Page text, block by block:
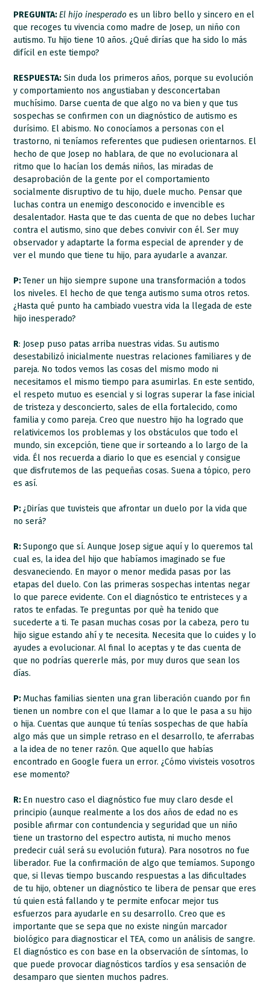
PREGUNTA: El hijo inesperado es un libro bello y sincero en el
que recoges tu vivencia como madre de Josep, un niño con
autismo. Tu hijo tiene 10 años. ¿Qué dirías que ha sido lo más
difícil en este tiempo?
RESPUESTA: Sin duda los primeros años, porque su evolución
y comportamiento nos angustiaban y desconcertaban
muchísimo. Darse cuenta de que algo no va bien y que tus
sospechas se confirmen con un diagnóstico de autismo es
durísimo. El abismo. No conocíamos a personas con el
trastorno, ni teníamos referentes que pudiesen orientarnos. El
hecho de que Josep no hablara, de que no evolucionara al
ritmo que lo hacían los demás niños, las miradas de
desaprobación de la gente por el comportamiento
socialmente disruptivo de tu hijo, duele mucho. Pensar que
luchas contra un enemigo desconocido e invencible es
desalentador. Hasta que te das cuenta de que no debes luchar
contra el autismo, sino que debes convivir con él. Ser muy
observador y adaptarte la forma especial de aprender y de
ver el mundo que tiene tu hijo, para ayudarle a avanzar.
P:Tener un hijo siempre supone una transformación a todos
los niveles. El hecho de que tenga autismo suma otros retos.
¿Hasta qué punto ha cambiado vuestra vida la llegada de este
hijo inesperado?
R: Josep puso patas arriba nuestras vidas. Su autismo
desestabilizó inicialmente nuestras relaciones familiares y de
pareja. No todos vemos las cosas del mismo modo ni
necesitamos el mismo tiempo para asumirlas. En este sentido,
el respeto mutuo es esencial y si logras superar la fase inicial
de tristeza y desconcierto, sales de ella fortalecido, como
familia y como pareja. Creo que nuestro hijo ha logrado que
relativicemos los problemas y los obstáculos que todo el
mundo, sin excepción, tiene que ir sorteando a lo largo de la
vida. Él nos recuerda a diario lo que es esencial y consigue
que disfrutemos de las pequeñas cosas. Suena a tópico, pero
es así.
P:¿Dirías que tuvisteis que afrontar un duelo por la vida que
no será?
R:Supongo que sí. Aunque Josep sigue aquí y lo queremos tal
cual es, la idea del hijo que habíamos imaginado se fue
desvaneciendo. En mayor o menor medida pasas por las
etapas del duelo. Con las primeras sospechas intentas negar
lo que parece evidente. Con el diagnóstico te entristeces y a
ratos te enfadas. Te preguntas por què ha tenido que
sucederte a ti. Te pasan muchas cosas por la cabeza, pero tu
hijo sigue estando ahí y te necesita. Necesita que lo cuides y lo
ayudes a evolucionar. Al final lo aceptas y te das cuenta de
que no podrías quererle más, por muy duros que sean los
días.
P: Muchas familias sienten una gran liberación cuando por fin
tienen un nombre con el que llamar a lo que le pasa a su hijo
o hija. Cuentas que aunque tú tenías sospechas de que había
algo más que un simple retraso en el desarrollo, te aferrabas
a la idea de no tener razón. Que aquello que habías
encontrado en Google fuera un error. ¿Cómo vivisteis vosotros
ese momento?
R: En nuestro caso el diagnóstico fue muy claro desde el
principio (aunque realmente a los dos años de edad no es
posible afirmar con contundencia y seguridad que un niño
tiene un trastorno del espectro autista, ni mucho menos
predecir cuál será su evolución futura). Para nosotros no fue
liberador. Fue la confirmación de algo que temíamos. Supongo
que, si llevas tiempo buscando respuestas a las dificultades
de tu hijo, obtener un diagnóstico te libera de pensar que eres
tú quien está fallando y te permite enfocar mejor tus
esfuerzos para ayudarle en su desarrollo. Creo que es
importante que se sepa que no existe ningún marcador
biológico para diagnosticar el TEA, como un análisis de sangre.
El diagnóstico es con base en la observación de síntomas, lo
que puede provocar diagnósticos tardíos y esa sensación de
desamparo que sienten muchos padres.